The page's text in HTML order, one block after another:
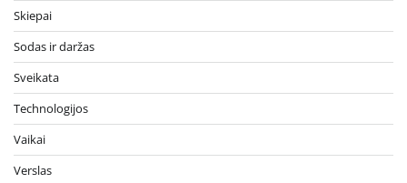
Skiepai
Sodas ir daržas
Sveikata
Technologijos
Vaikai
Verslas